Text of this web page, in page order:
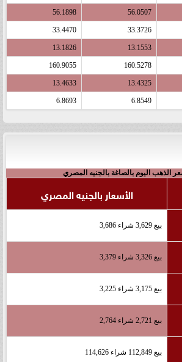
56.0507
56.1898
33.3726
33.4470
13.1553
13.1826
160.5278
160.9055
13.4325
13.4633
6.8549
6.8693
الذهب اليوم بالصاغة بالجنيه المصري
الأسعار بالجنيه المصري
بيع 3,629 شراء 3,686
بيع 3,326 شراء 3,379
بيع 3,175 شراء 3,225
بيع 2,721 شراء 2,764
بيع 112,849 شراء 114,626